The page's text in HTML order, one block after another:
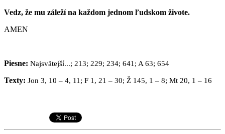
Vedz, že mu záleží na každom jednom ľudskom živote.
AMEN
Piesne: Najsvätejší...; 213; 229; 234; 641; A 63; 654
Texty: Jon 3, 10 – 4, 11; F 1, 21 – 30; Ž 145, 1 – 8; Mt 20, 1 – 16